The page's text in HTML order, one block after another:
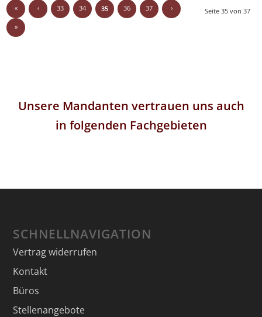
Seite 35 von 37
« ‹ 33 34 35 36 37 ›
»
Unsere Mandanten vertrauen uns auch
in folgenden Fachgebieten
SCHNELLNAVIGATION
Vertrag widerrufen
Kontakt
Büros
Stellenangebote